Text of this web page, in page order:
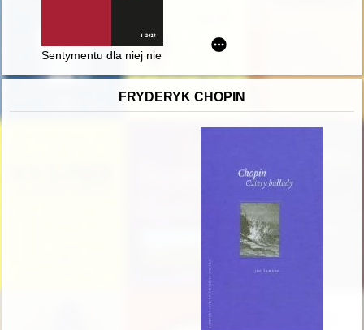
Sentymentu dla niej nie miał i nie ma…" : Generał Maurice
FRYDERYK CHOPIN